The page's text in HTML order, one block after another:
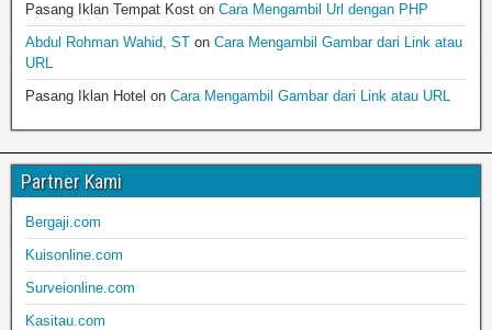
Pasang Iklan Tempat Kost on Cara Mengambil Url dengan PHP
Abdul Rohman Wahid, ST on Cara Mengambil Gambar dari Link atau
URL
Pasang Iklan Hotel on Cara Mengambil Gambar dari Link atau URL
Partner Kami
Bergaji.com
Kuisonline.com
Surveionline.com
Kasitau.com